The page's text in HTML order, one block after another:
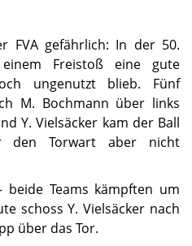
FVA gefährlich: In der 50.
Freistoß eine gute
ungenutzt blieb. Fünf
M. Bochmann über links
Y. Vielsäcker kam der Ball
den Torwart aber nicht
beide Teams kämpften um
schoss Y. Vielsäcker nach
über das Tor.